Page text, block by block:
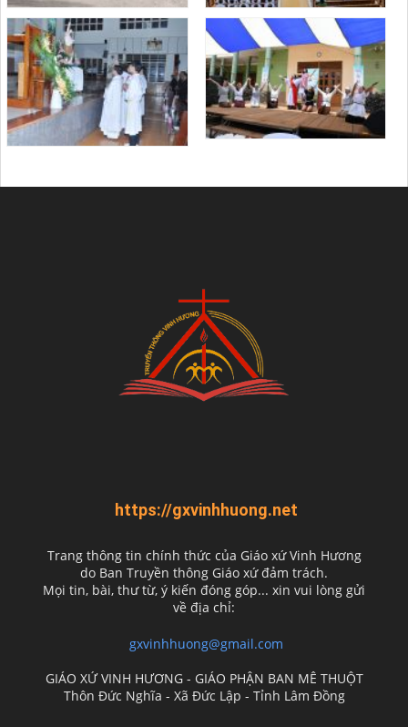
https://gxvinhhuong.net
Trang thông tin chính thức của Giáo xứ Vinh Hương
do Ban Truyền thông Giáo xứ đảm trách.
Mọi tin, bài, thư từ, ý kiến đóng góp... xin vui lòng gửi
về địa chỉ:
gxvinhhuong@gmail.com
GIÁO XỨ VINH HƯƠNG - GIÁO PHẬN BAN MÊ THUỘT
Thôn Đức Nghĩa - Xã Đức Lập - Tỉnh Lâm Đồng